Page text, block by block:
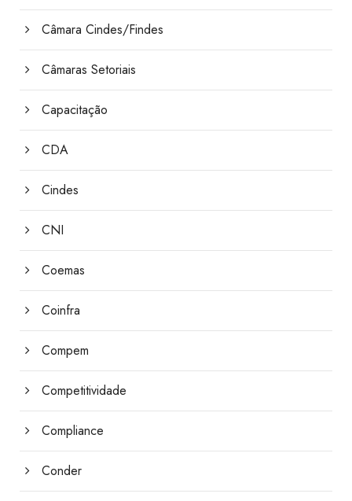
Câmara Cindes/Findes
Câmaras Setoriais
Capacitação
CDA
Cindes
CNI
Coemas
Coinfra
Compem
Competitividade
Compliance
Conder